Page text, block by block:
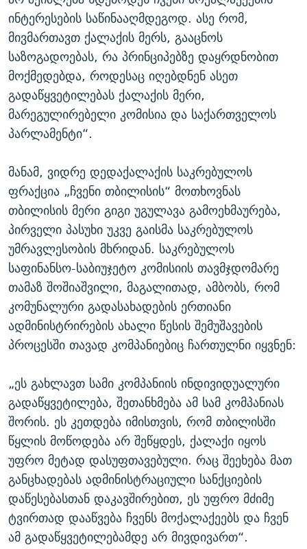
ინტერესების საწინააღმდეგოდ. ასე რომ,
მივმართავთ ქალაქის მერს, გააცნოს
საზოგადოებას, რა პრინციპებზე დაყრდნობით
მოქმედებდა, როდესაც იღებდნენ ასეთ
გადაწყვეტილებას ქალაქის მერი,
მარეგულირებელი კომისია და საქართველოს
პარლამენტი“.
მანამ, ვიდრე დედაქალაქის საკრებულოს
ფრაქცია „ჩვენი თბილისის“ მოთხოვნას
თბილისის მერი გიგი უგულავა გამოეხმაურება,
პირველი პასუხი უკვე გაისმა საკრებულოს
უმრავლესობის მხრიდან. საკრებულოს
საფინანსო-საბიუჯეტო კომისიის თავმჯდომარე
თამაზ შოშიაშვილი, მაგალითად, ამბობს, რომ
კომუნალური გადასახადების ერთიანი
ადმინისტრირების ახალი წესის შემუშავების
პროცესში თავად კომპანიებიც ჩართულნი იყვნენ:
„ეს გახლავთ სამი კომპანიის ინდივიდუალური
გადაწყვეტილება, შეთანხმება ამ სამ კომპანიას
შორის. ეს კეთდება იმისთვის, რომ თბილისში
წყლის მოწოდება არ შეწყდეს, ქალაქი იყოს
უფრო მეტად დასუფთავებული. რაც შეეხება მათ
განცხადებას ადმინისტრაციული სანქციების
დაწესებასთან დაკავშირებით, ეს უფრო მძიმე
ტვირთად დააწვება ჩვენს მოქალაქეებს და ჩვენ
ამ გადაწყვეტილებამდე არ მივდივართ“.